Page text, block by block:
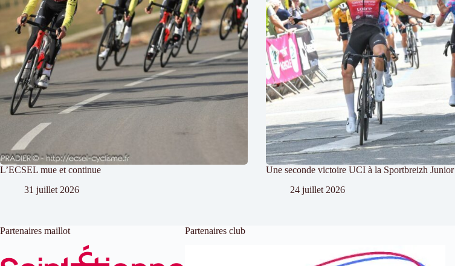
L’ECSEL mue et continue
31 juillet 2026
Une seconde victoire UCI à la Sportbreizh Junior
24 juillet 2026
Partenaires maillot Partenaires club